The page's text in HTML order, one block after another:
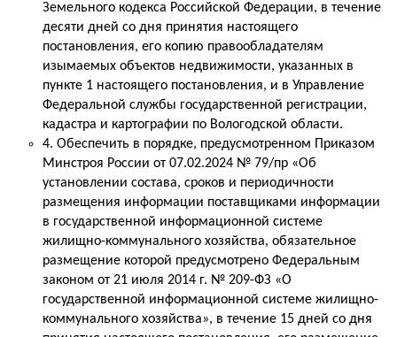
Земельного кодекса Российской Федерации, в течение
десяти дней со дня принятия настоящего
постановления, его копию правообладателям
изымаемых объектов недвижимости, указанных в
пункте 1 настоящего постановления, и в Управление
Федеральной службы государственной регистрации,
кадастра и картографии по Вологодской области.
4. Обеспечить в порядке, предусмотренном Приказом
Минстроя России от 07.02.2024 № 79/пр «Об
установлении состава, сроков и периодичности
размещения информации поставщиками информации
в государственной информационной системе
жилищно-коммунального хозяйства, обязательное
размещение которой предусмотрено Федеральным
законом от 21 июля 2014 г. № 209-ФЗ «О
государственной информационной системе жилищно-
коммунального хозяйства», в течение 15 дней со дня